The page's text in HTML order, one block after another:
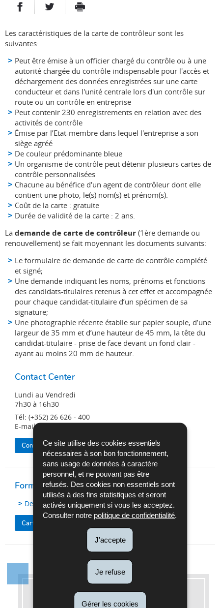
Ce site utilise des cookies essentiels
nécessaires à son bon fonctionnement,
sans usage de données à caractère
personnel, et ne pouvant pas être
refusés. Des cookies non essentiels sont
utilisés à des fins statistiques et seront
activés uniquement si vous les acceptez.
Consulter notre politique de confidentialité
J'accepte
Je refuse
Gérer les cookies
PARTAGER SUR FACEBOOK
PARTAGER SUR TWITTER
IMPRIMER
Les caractéristiques de la carte de contrôleur sont les
suivantes:
Peut être émise à un officier chargé du contrôle ou à une
autorité chargée du contrôle indispensable pour l'accès et
déchargement des données enregistrées sur une carte
conducteur et dans l'unité centrale lors d'un contrôle sur
route ou un contrôle en entreprise
Peut contenir 230 enregistrements en relation avec des
activités de contrôle
Émise par l’Etat-membre dans lequel l'entreprise a son
siège agréé
De couleur prédominante bleue
Un organisme de contrôle peut détenir plusieurs cartes de
contrôle personnalisées
Chacune au bénéfice d'un agent de contrôleur dont elle
contient une photo, le(s) nom(s) et prénom(s).
Coût de la carte : gratuite
Durée de validité de la carte : 2 ans.
La demande de carte de contrôleur (1ère demande ou
renouvellement) se fait moyennant les documents suivants:
Le formulaire de demande de carte de contrôle complété
et signé;
Une demande indiquant les noms, prénoms et fonctions
des candidats-titulaires retenus à cet effet et accompagnée
pour chaque candidat-titulaire d’un spécimen de sa
signature;
Une photographie récente établie sur papier souple, d’une
largeur de 35 mm et d’une hauteur de 45 mm, la tête du
candidat-titulaire - prise de face devant un fond clair -
ayant au moins 20 mm de hauteur.
Contact Center
Lundi au Vendredi
7h30 à 16h30
Tél: (+352) 26 626 - 400
E-mail:info@snca.lu
Contactez la SNCA
Formulaire
Demande en obtention d'une carte de contrôleur
Carte tachygraphe contrôleur
Pour en savoir plus